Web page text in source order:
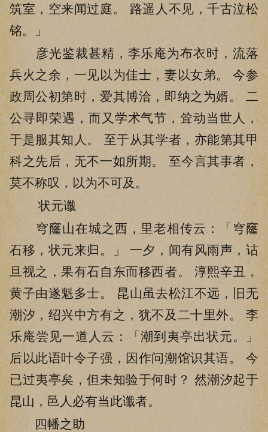
筑室，空来闻过庭。 路遥人不见，千古泣松
铭。」
彦光鉴裁甚精，李乐庵为布衣时，流落
兵火之余，一见以为佳士，妻以女弟。 今参
政周公初第时，爱其博洽，即纳之为婿。 二
公寻即荣遇，而又学术气节，耸动当世人，
于是服其知人。 至于从其学者，亦能第其甲
科之先后，无不一如所期。 至今言其事者，
莫不称叹，以为不可及。
状元谶
穹窿山在城之西，里老相传云：「穹窿
石移，状元来归。」 一夕，闻有风雨声，诂
旦视之，果有石自东而移西者。 淳熙辛丑，
黄子由遂魁多士。 昆山虽去松江不远，旧无
潮汐，绍兴中方有之，犹不及二十里外。 李
乐庵尝见一道人云：「潮到夷亭出状元。」
后以此语叶令子强，因作问潮馆识其语。 今
已过夷亭矣，但未知验于何时？ 然潮汐起于
昆山，邑人必有当此谶者。
四幡之助